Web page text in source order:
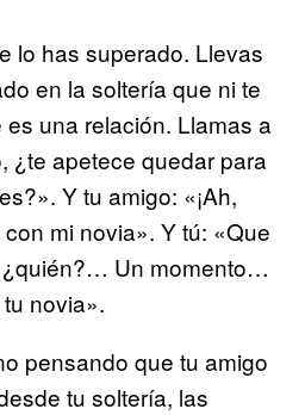
lo has superado. Llevas
en la soltería que ni te
una relación. Llamas a
¿te apetece quedar para
Y tu amigo: «¡Ah,
mi novia». Y tú: «Que
Un momento…
novia».
pensando que tu amigo
tu soltería, las